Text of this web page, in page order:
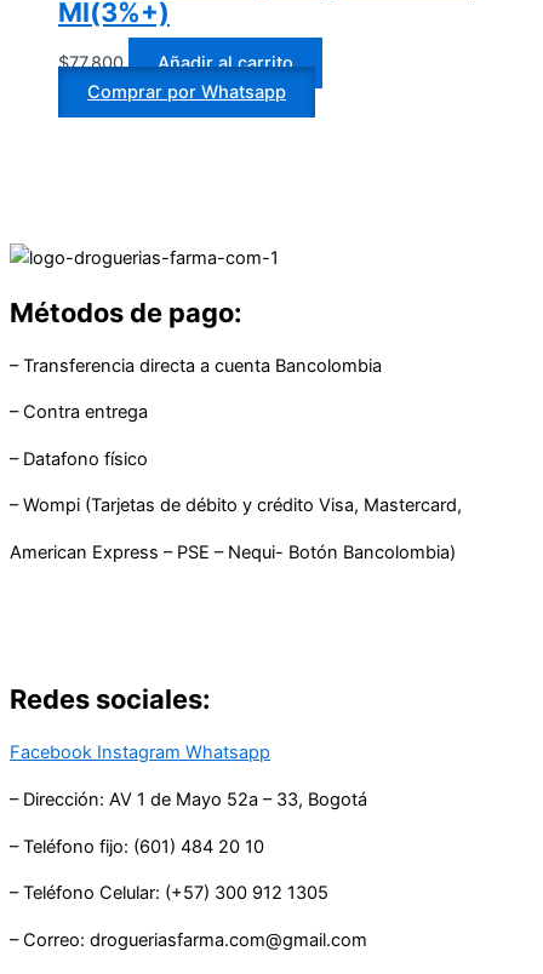
Ml(3%+)
$77.800
Añadir al carrito
Comprar por Whatsapp
Métodos de pago:
– Transferencia directa a cuenta Bancolombia
– Contra entrega
– Datafono físico
– Wompi (Tarjetas de débito y crédito Visa, Mastercard,
American Express – PSE – Nequi- Botón Bancolombia)
Redes sociales:
Facebook Instagram Whatsapp
– Dirección: AV 1 de Mayo 52a – 33, Bogotá
– Teléfono fijo: (601) 484 20 10
– Teléfono Celular: (+57) 300 912 1305
– Correo: drogueriasfarma.com@gmail.com